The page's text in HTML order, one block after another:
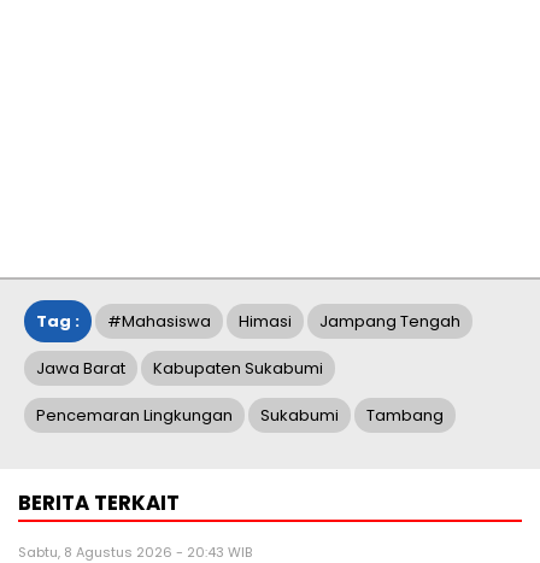
Tag : #Mahasiswa Himasi Jampang Tengah
Jawa Barat Kabupaten Sukabumi
Pencemaran Lingkungan Sukabumi Tambang
BERITA TERKAIT
Sabtu, 8 Agustus 2026 - 20:43 WIB